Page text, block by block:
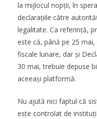
la mijlocul nopții, în
declarațiile către
legalitate. Ca referință,
este că, până pe 25
fiscale lunare, dar și
30 mai, trebuie depuse
aceeași platformă.
Nu ajută nici faptul că
este controlat de